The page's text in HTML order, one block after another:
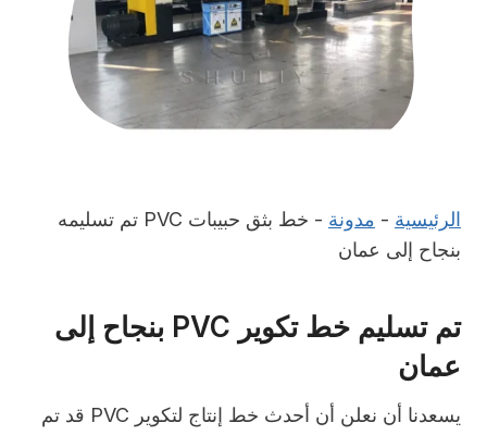
الرئيسية - مدونة -
خط بثق حبيبات PVC تم تسليمه
بنجاح إلى عمان
تم تسليم خط تكوير PVC بنجاح إلى
عمان
يسعدنا أن نعلن أن أحدث خط إنتاج لتكوير PVC قد تم